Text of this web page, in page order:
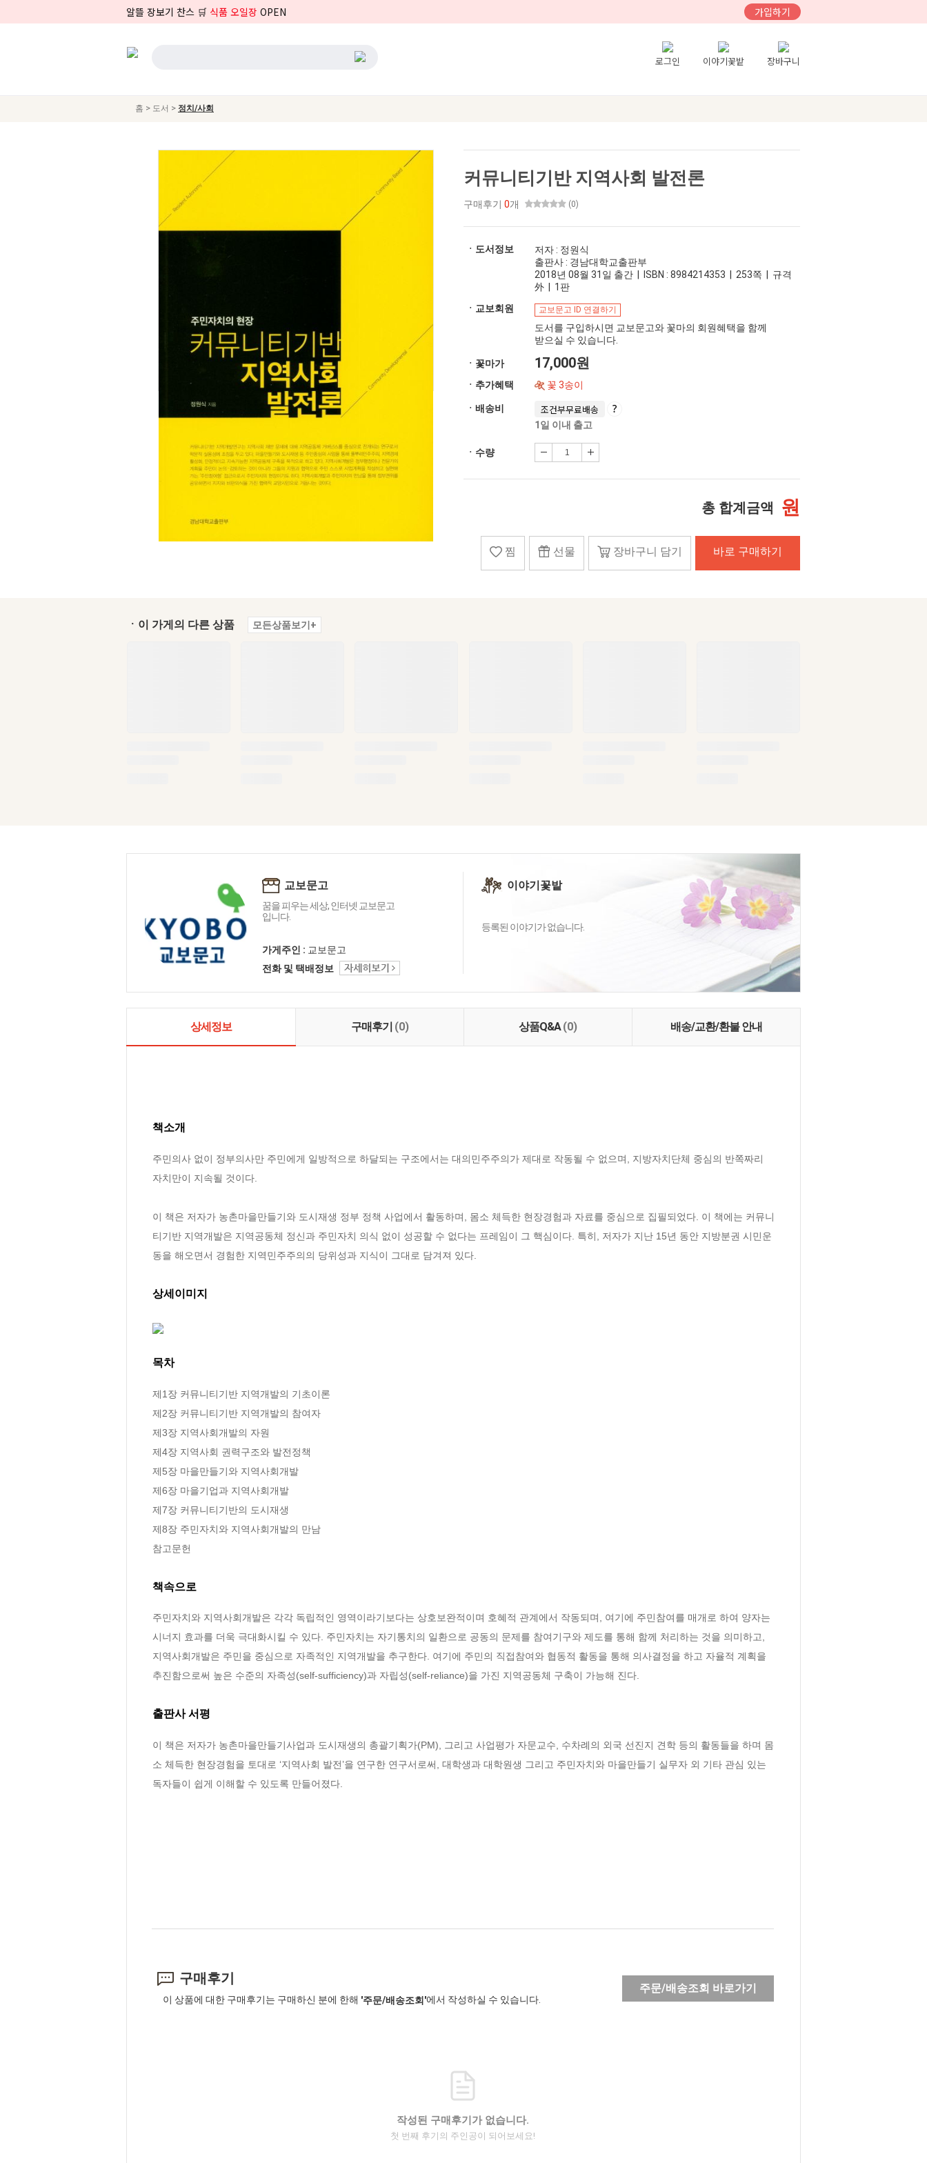
알뜰 장보기 찬스 🛒 식품 오일장 OPEN 가입하기
로그인 이야기꽃밭 장바구니
홈 > 도서 > 정치/사회
커뮤니티기반 지역사회 발전론
구매후기 0개 (0)
ㆍ도서정보
저자 : 정원식
출판사 : 경남대학교출판부
2018년 08월 31일 출간 | ISBN : 8984214353 | 253쪽 | 규격
外 | 1판
ㆍ교보회원
교보문고 ID 연결하기
도서를 구입하시면 교보문고와 꽃마의 회원혜택을 함께
받으실 수 있습니다.
ㆍ꽃마가 17,000원
ㆍ추가혜택 꽃 3송이
ㆍ배송비 조건부무료배송
1일 이내 출고
ㆍ수량
총 합계금액 원
찜 선물 장바구니 담기 바로 구매하기
ㆍ이 가게의 다른 상품 모든상품보기+
교보문고
꿈을 피우는 세상, 인터넷 교보문고
입니다.
가게주인 : 교보문고
전화 및 택배정보
이야기꽃밭
등록된 이야기가 없습니다.
상세정보 구매후기 (0) 상품Q&A(0) 배송/교환/환불 안내
책소개
주민의사 없이 정부의사만 주민에게 일방적으로 하달되는 구조에서는 대의민주주의가 제대로 작동될 수 없으며, 지방자치단체 중심의 반쪽짜리
자치만이 지속될 것이다.
이 책은 저자가 농촌마을만들기와 도시재생 정부 정책 사업에서 활동하며, 몸소 체득한 현장경험과 자료를 중심으로 집필되었다. 이 책에는 커뮤니
티기반 지역개발은 지역공동체 정신과 주민자치 의식 없이 성공할 수 없다는 프레임이 그 핵심이다. 특히, 저자가 지난 15년 동안 지방분권 시민운
동을 해오면서 경험한 지역민주주의의 당위성과 지식이 그대로 담겨져 있다.
상세이미지
목차
제1장 커뮤니티기반 지역개발의 기초이론
제2장 커뮤니티기반 지역개발의 참여자
제3장 지역사회개발의 자원
제4장 지역사회 권력구조와 발전정책
제5장 마을만들기와 지역사회개발
제6장 마을기업과 지역사회개발
제7장 커뮤니티기반의 도시재생
제8장 주민자치와 지역사회개발의 만남
참고문헌
책속으로
주민자치와 지역사회개발은 각각 독립적인 영역이라기보다는 상호보완적이며 호혜적 관계에서 작동되며, 여기에 주민참여를 매개로 하여 양자는
시너지 효과를 더욱 극대화시킬 수 있다. 주민자치는 자기통치의 일환으로 공동의 문제를 참여기구와 제도를 통해 함께 처리하는 것을 의미하고,
지역사회개발은 주민을 중심으로 자족적인 지역개발을 추구한다. 여기에 주민의 직접참여와 협동적 활동을 통해 의사결정을 하고 자율적 계획을
추진함으로써 높은 수준의 자족성(self-sufficiency)과 자립성(self-reliance)을 가진 지역공동체 구축이 가능해 진다.
출판사 서평
이 책은 저자가 농촌마을만들기사업과 도시재생의 총괄기획가(PM), 그리고 사업평가 자문교수, 수차례의 외국 선진지 견학 등의 활동들을 하며 몸
소 체득한 현장경험을 토대로 ‘지역사회 발전’을 연구한 연구서로써, 대학생과 대학원생 그리고 주민자치와 마을만들기 실무자 외 기타 관심 있는
독자들이 쉽게 이해할 수 있도록 만들어졌다.
구매후기
이 상품에 대한 구매후기는 구매하신 분에 한해 '주문/배송조회'에서 작성하실 수 있습니다.
주문/배송조회 바로가기
작성된 구매후기가 없습니다.
첫 번째 후기의 주인공이 되어보세요!